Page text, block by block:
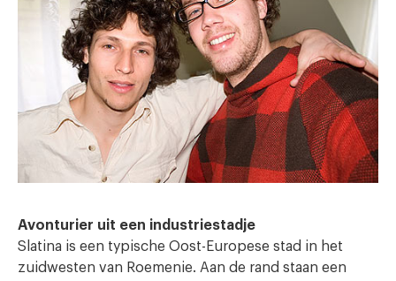
Avonturier uit een industriestadje
Slatina is een typische Oost-Europese stad in het
zuidwesten van Roemenie. Aan de rand staan een